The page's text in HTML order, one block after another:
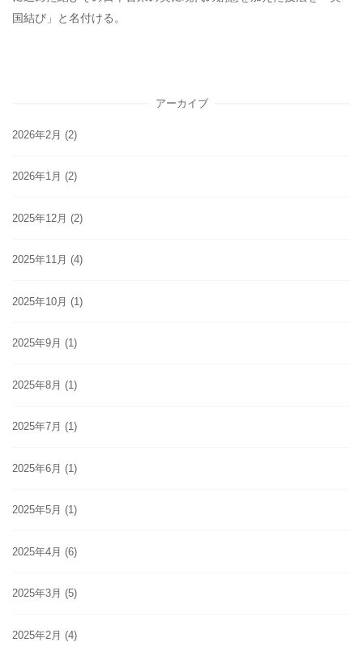
国結び」と名付ける。
アーカイブ
2026年2月 (2)
2026年1月 (2)
2025年12月 (2)
2025年11月 (4)
2025年10月 (1)
2025年9月 (1)
2025年8月 (1)
2025年7月 (1)
2025年6月 (1)
2025年5月 (1)
2025年4月 (6)
2025年3月 (5)
2025年2月 (4)